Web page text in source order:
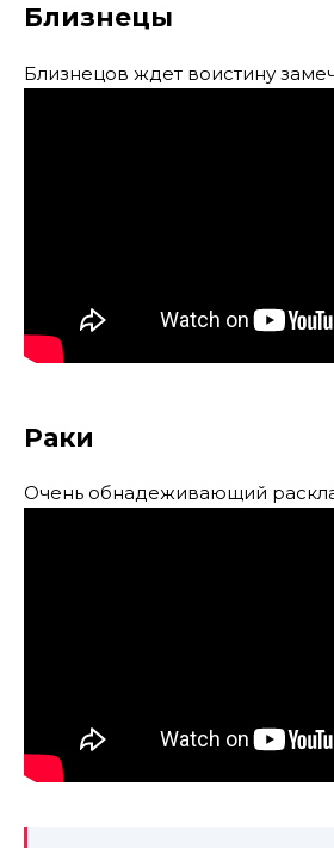
Близнецы
Близнецов ждет воистину
Раки
Очень обнадеживающий